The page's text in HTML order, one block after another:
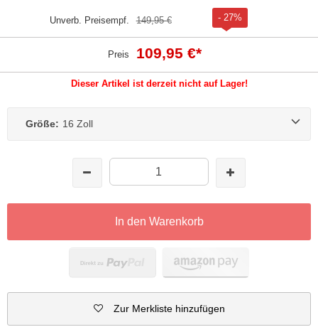
Unverb. Preisempf. 149,95 € - 27%
Preis 109,95 €*
Dieser Artikel ist derzeit nicht auf Lager!
Größe: 16 Zoll
In den Warenkorb
Zur Merkliste hinzufügen